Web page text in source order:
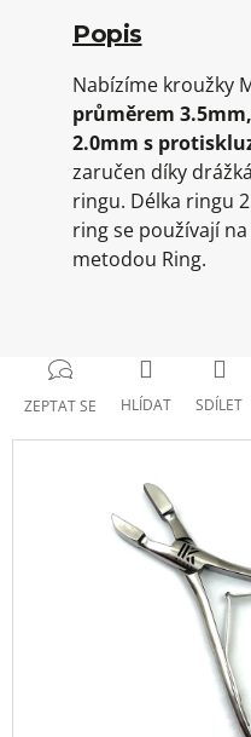
Popis
Nabízíme kroužky
průměrem
2.0mm s
zaručen díky
ringu. Délka ringu
ring se používají
metodou Ring.
ZEPTAT SE HLÍDAT SDÍLET